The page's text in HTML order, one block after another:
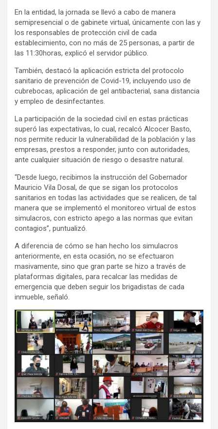
En la entidad, la jornada se llevó a cabo de manera
semipresencial o de gabinete virtual, únicamente con las y
los responsables de protección civil de cada
establecimiento, con no más de 25 personas, a partir de
las 11:30horas, explicó el servidor público.
También, destacó la aplicación estricta del protocolo
sanitario de prevención de Covid-19, incluyendo uso de
cubrebocas, aplicación de gel antibacterial, sana distancia
y empleo de desinfectantes.
La participación de la sociedad civil en estas prácticas
superó las expectativas, lo cual, recalcó Alcocer Basto,
nos permite reducir la vulnerabilidad de la población y las
empresas, prestos a responder, junto con autoridades,
ante cualquier situación de riesgo o desastre natural.
“Desde luego, recibimos la instrucción del Gobernador
Mauricio Vila Dosal, de que se sigan los protocolos
sanitarios en todas las actividades que se realicen, de tal
manera que se implementó el monitoreo virtual de estos
simulacros, con estricto apego a las normas que evitan
contagios”, puntualizó.
A diferencia de cómo se han hecho los simulacros
anteriormente, en esta ocasión, no se efectuaron
masivamente, sino que gran parte se hizo a través de
plataformas digitales, para recalcar las medidas de
emergencia que deben seguir los brigadistas de cada
inmueble, señaló.